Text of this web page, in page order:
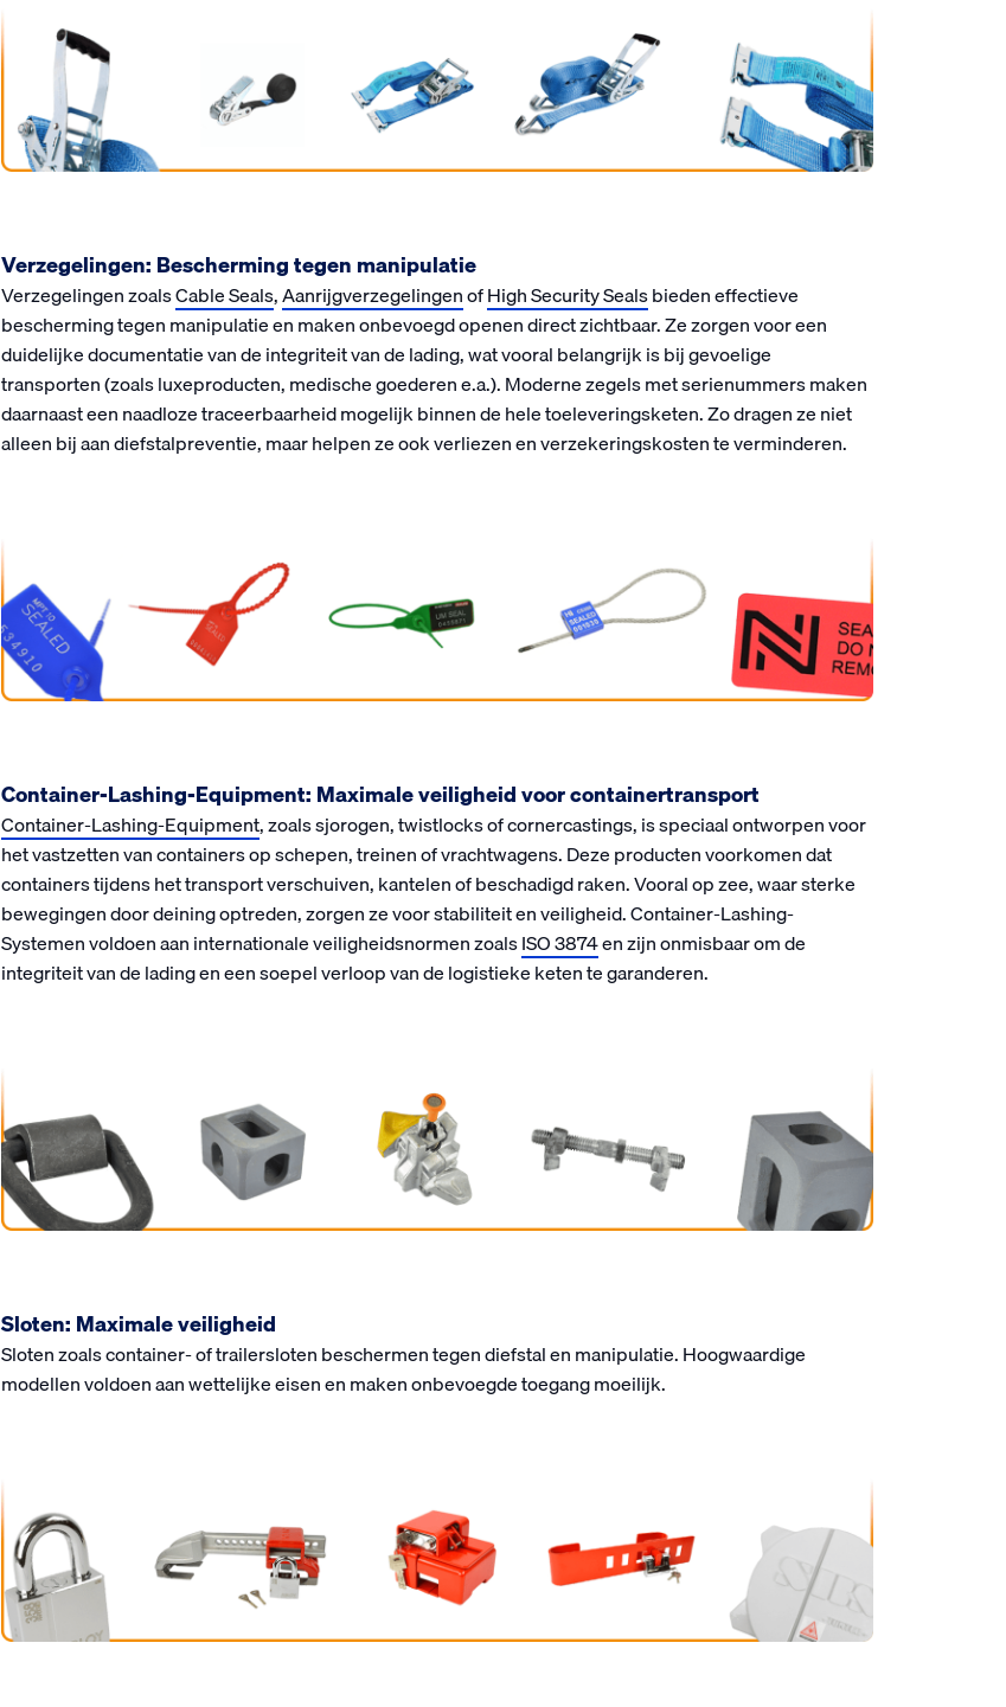
Verzegelingen: Bescherming tegen manipulatie
Verzegelingen zoalsCable Seals,AanrijgverzegelingenofHigh Security Sealsbieden effectieve
bescherming tegen manipulatie en maken onbevoegd openen direct zichtbaar. Ze zorgen voor een
duidelijke documentatie van de integriteit van de lading, wat vooral belangrijk is bij gevoelige
transporten (zoals luxeproducten, medische goederen e.a.). Moderne zegels met serienummers maken
daarnaast een naadloze traceerbaarheid mogelijk binnen de hele toeleveringsketen. Zo dragen ze niet
alleen bij aan diefstalpreventie, maar helpen ze ook verliezen en verzekeringskosten te verminderen.
Container-Lashing-Equipment: Maximale veiligheid voor containertransport
Container-Lashing-Equipment, zoals sjorogen, twistlocks of cornercastings, is speciaal ontworpen voor
het vastzetten van containers op schepen, treinen of vrachtwagens. Deze producten voorkomen dat
containers tijdens het transport verschuiven, kantelen of beschadigd raken. Vooral op zee, waar sterke
bewegingen door deining optreden, zorgen ze voor stabiliteit en veiligheid. Container-Lashing-
Systemen voldoen aan internationale veiligheidsnormen zoalsISO 3874en zijn onmisbaar om de
integriteit van de lading en een soepel verloop van de logistieke keten te garanderen.
Sloten: Maximale veiligheid
Sloten zoals container- of trailersloten beschermen tegen diefstal en manipulatie. Hoogwaardige
modellen voldoen aan wettelijke eisen en maken onbevoegde toegang moeilijk.